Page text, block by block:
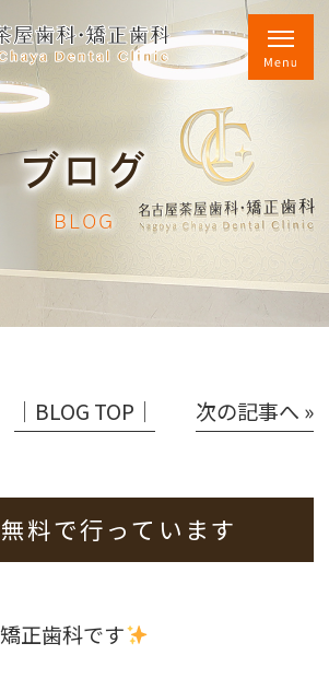
ブログ
BLOG
│BLOG TOP│ 次の記事へ »
料で行っています
正歯科です